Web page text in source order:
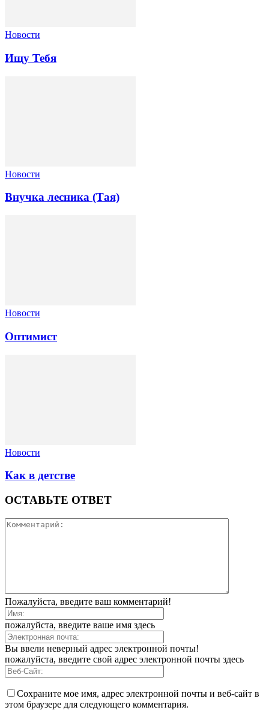
Новости
Ищу Тебя
Новости
Внучка лесника (Тая)
Новости
Оптимист
Новости
Как в детстве
ОСТАВЬТЕ ОТВЕТ
Пожалуйста, введите ваш комментарий!
пожалуйста, введите ваше имя здесь
Вы ввели неверный адрес электронной почты!
пожалуйста, введите свой адрес электронной почты здесь
Сохраните мое имя, адрес электронной почты и веб-сайт в
этом браузере для следующего комментария.